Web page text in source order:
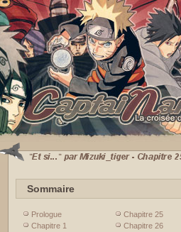
Sommaire
Prologue
Chapitre 1
Chapitre 25
Chapitre 26